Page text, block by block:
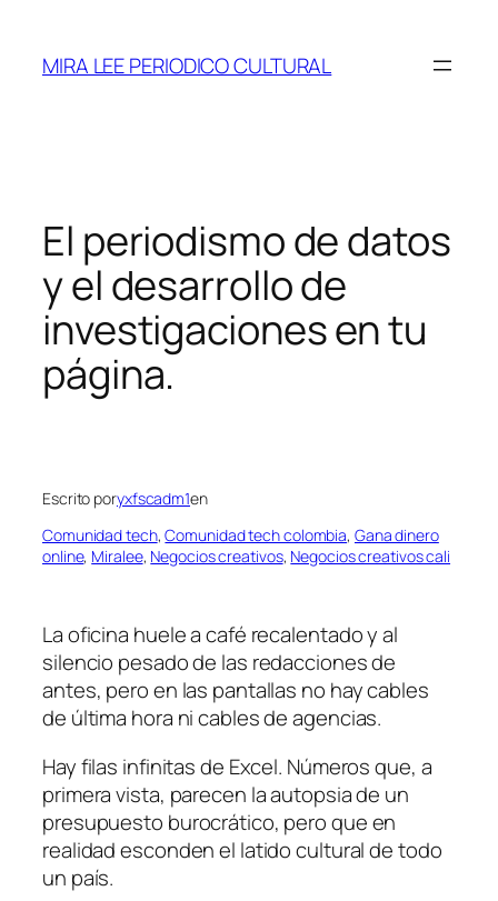
contenido
MIRA LEE PERIODICO CULTURAL
El periodismo de datos
y el desarrollo de
investigaciones en tu
página.
Escrito poryxfscadm1en
Comunidad tech, Comunidad tech colombia, Gana dinero
online, Miralee, Negocios creativos, Negocios creativos cali
La oficina huele a café recalentado y al
silencio pesado de las redacciones de
antes, pero en las pantallas no hay cables
de última hora ni cables de agencias.
Hay filas infinitas de Excel. Números que, a
primera vista, parecen la autopsia de un
presupuesto burocrático, pero que en
realidad esconden el latido cultural de todo
un país.